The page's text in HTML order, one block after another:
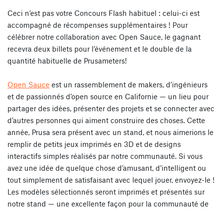
Ceci n’est pas votre Concours Flash habituel : celui-ci est
accompagné de récompenses supplémentaires ! Pour
célébrer notre collaboration avec Open Sauce, le gagnant
recevra deux billets pour l’événement et le double de la
quantité habituelle de Prusameters!
Open Sauce est un rassemblement de makers, d’ingénieurs
et de passionnés d’open source en Californie — un lieu pour
partager des idées, présenter des projets et se connecter avec
d’autres personnes qui aiment construire des choses. Cette
année, Prusa sera présent avec un stand, et nous aimerions le
remplir de petits jeux imprimés en 3D et de designs
interactifs simples réalisés par notre communauté. Si vous
avez une idée de quelque chose d’amusant, d’intelligent ou
tout simplement de satisfaisant avec lequel jouer, envoyez-le !
Les modèles sélectionnés seront imprimés et présentés sur
notre stand — une excellente façon pour la communauté de